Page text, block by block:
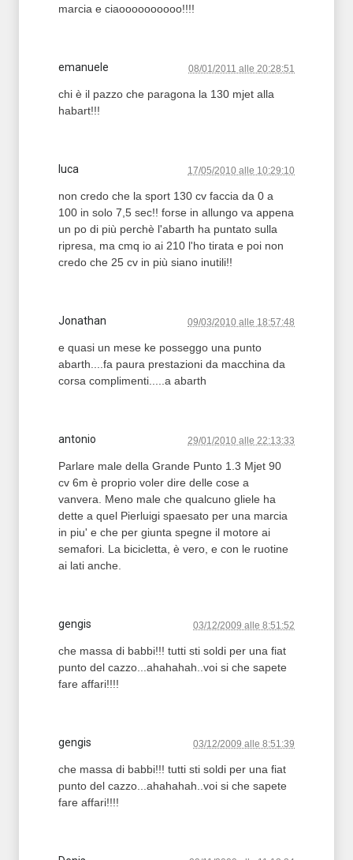
marcia e ciaoooooooooo!!!!
emanuele 08/01/2011 alle 20:28:51
chi è il pazzo che paragona la 130 mjet alla
habart!!!
luca 17/05/2010 alle 10:29:10
non credo che la sport 130 cv faccia da 0 a
100 in solo 7,5 sec!! forse in allungo va appena
un po di più perchè l'abarth ha puntato sulla
ripresa, ma cmq io ai 210 l'ho tirata e poi non
credo che 25 cv in più siano inutili!!
Jonathan 09/03/2010 alle 18:57:48
e quasi un mese ke posseggo una punto
abarth....fa paura prestazioni da macchina da
corsa complimenti.....a abarth
antonio 29/01/2010 alle 22:13:33
Parlare male della Grande Punto 1.3 Mjet 90
cv 6m è proprio voler dire delle cose a
vanvera. Meno male che qualcuno gliele ha
dette a quel Pierluigi spaesato per una marcia
in piu' e che per giunta spegne il motore ai
semafori. La bicicletta, è vero, e con le ruotine
ai lati anche.
gengis 03/12/2009 alle 8:51:52
che massa di babbi!!! tutti sti soldi per una fiat
punto del cazzo...ahahahah..voi si che sapete
fare affari!!!!
gengis 03/12/2009 alle 8:51:39
che massa di babbi!!! tutti sti soldi per una fiat
punto del cazzo...ahahahah..voi si che sapete
fare affari!!!!